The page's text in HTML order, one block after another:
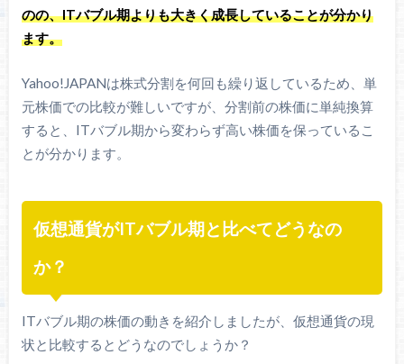
のの、ITバブル期よりも大きく成長していることが分かり
ます。
Yahoo!JAPANは株式分割を何回も繰り返しているため、単
元株価での比較が難しいですが、分割前の株価に単純換算
すると、ITバブル期から変わらず高い株価を保っているこ
とが分かります。
仮想通貨がITバブル期と比べてどうなの
か？
ITバブル期の株価の動きを紹介しましたが、仮想通貨の現
状と比較するとどうなのでしょうか？